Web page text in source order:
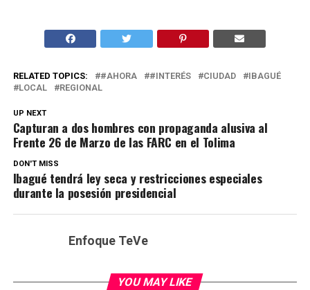
RELATED TOPICS: #AHORA #INTERÉS CIUDAD
IBAGUÉ
LOCAL
REGIONAL
UP NEXT
Capturan a dos hombres con propaganda alusiva al
Frente 26 de Marzo de las FARC en el Tolima
DON'T MISS
Ibagué tendrá ley seca y restricciones especiales
durante la posesión presidencial
Enfoque TeVe
YOU MAY LIKE